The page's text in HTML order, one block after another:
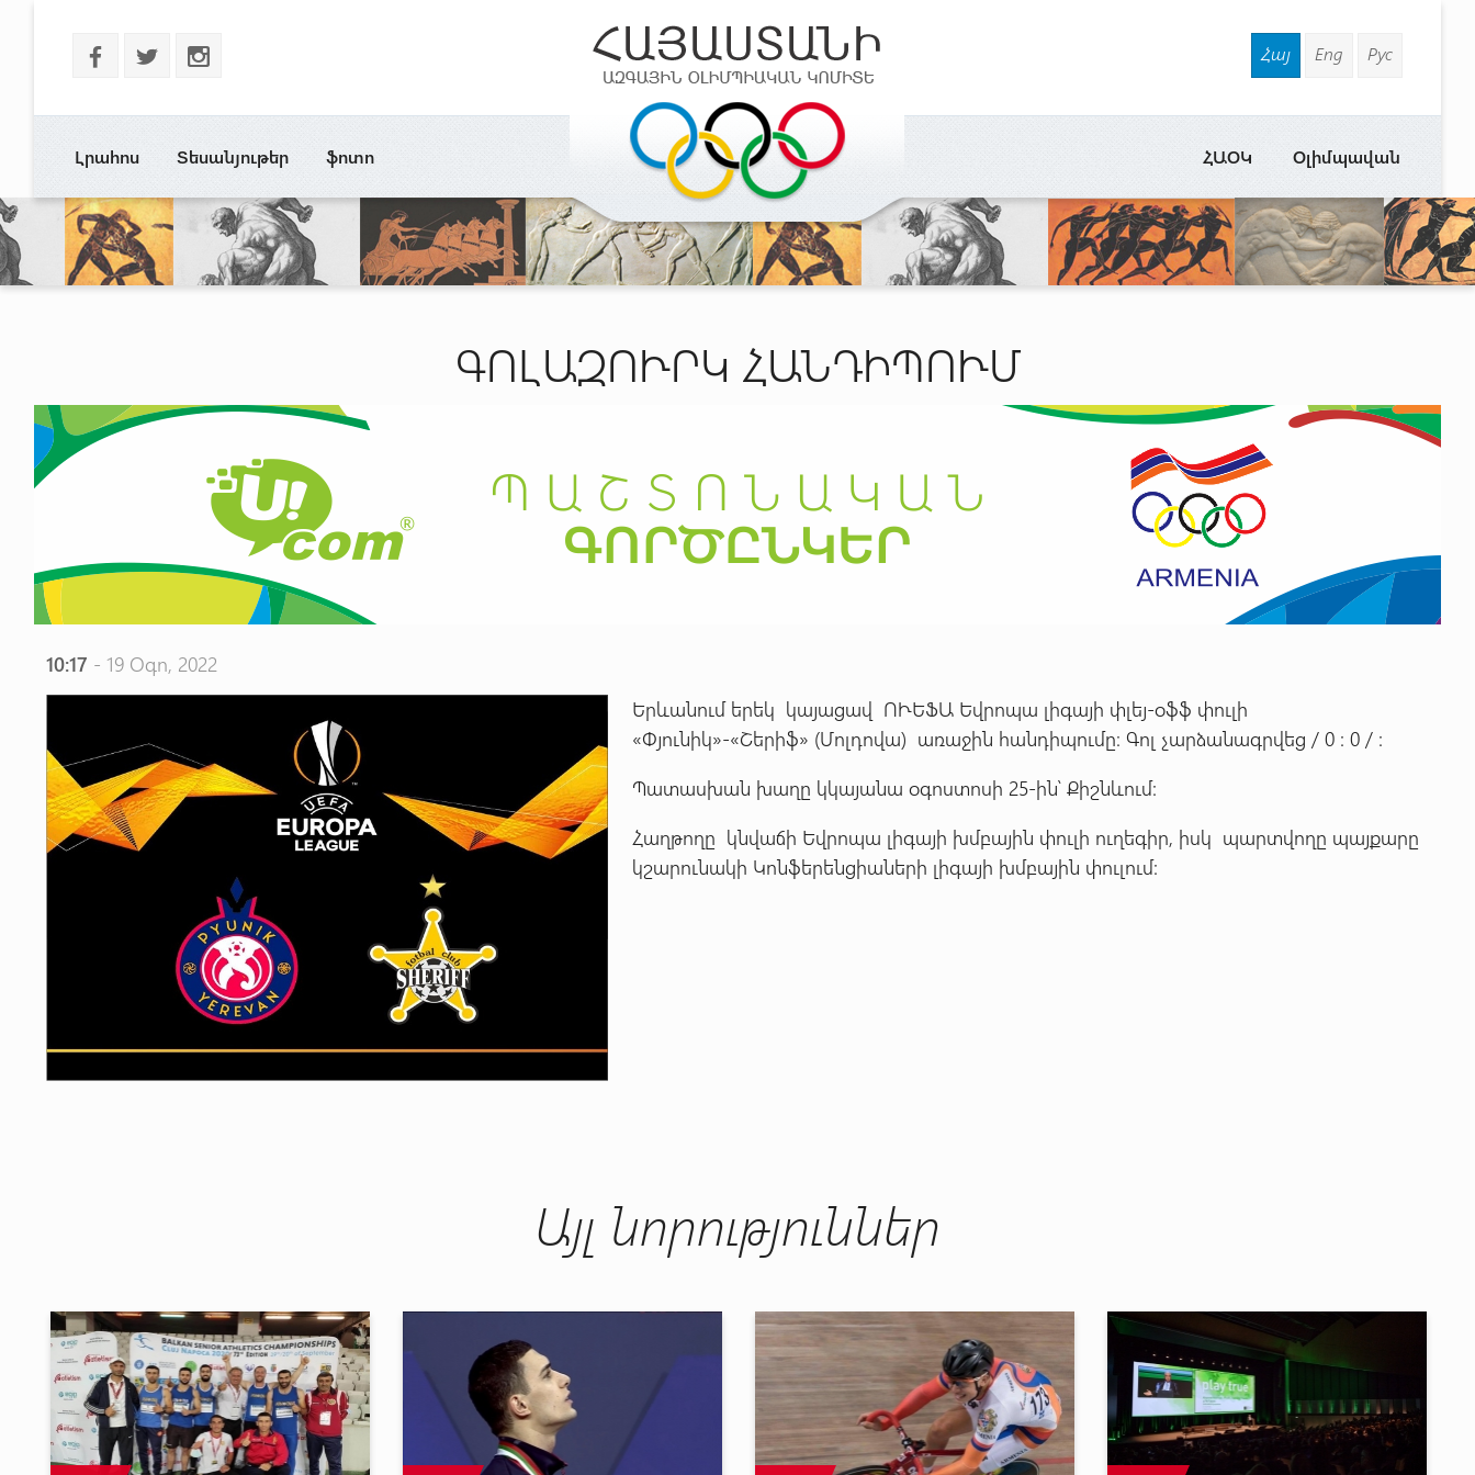
b a x Հայ Eng Рус
Լրահոս Տեսանյութեր ֆոտո Օլիմպավան
ՀԱՕԿ
ԳՈԼԱԶՈՒՐԿ ՀԱՆԴԻՊՈՒՄ
10:17 - 19 Օգո, 2022
Երևանում երեկ կայացավ ՈՒԵՖԱ Եվրոպա լիգայի փլեյ-օֆֆ փուլի
«Փյունիկ»-«Շերիֆ» (Մոլդովա) առաջին հանդիպումը։ Գոլ չարձանագրվեց / 0 : 0 / :
Պատասխան խաղը կկայանա օգոստոսի 25-ին՝ Քիշնևում:
Հաղթողը կնվաճի Եվրոպա լիգայի խմբային փուլի ուղեգիր, իսկ պարտվողը պայքարը
կշարունակի Կոնֆերենցիաների լիգայի խմբային փուլում:
Այլ նորություններ